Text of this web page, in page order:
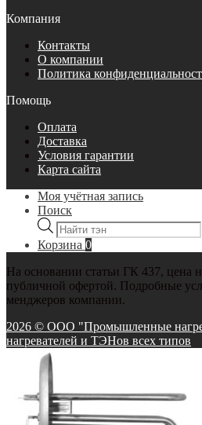
Компания
Контакты
О компании
Политика
Помощь
Оплата
Доставка
Условия гарантии
Карта сайта
Моя учётная запись
Поиск
Поиск
товаров
Корзина 0
На основании статьи ГК 437, цена
публичной офертой. Подробные
менджеров компании.
2026 © ООО "Промышленные
нагревателей и ТЭНов всех типов